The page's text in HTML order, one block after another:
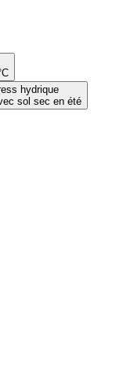
hydrique
sol sec en été